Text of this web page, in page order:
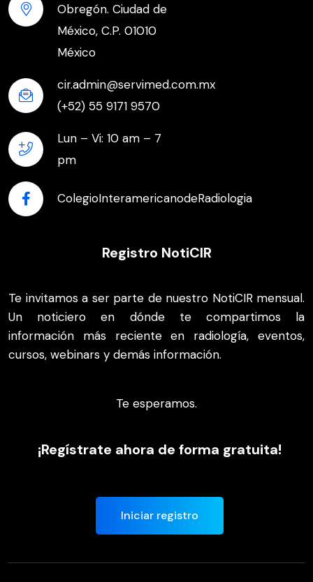
Obregón. Ciudad de
México, C.P. 01010
México
cir.admin@servimed.com.mx
(+52) 55 9171 9570
Lun – Vi: 10 am – 7
pm
ColegioInteramericanodeRadiologia
Registro NotiCIR
Te invitamos a ser parte de nuestro NotiCIR mensual.
Un noticiero en dónde te compartimos la
información más reciente en radiología, eventos,
cursos, webinars y demás información.
Te esperamos.
¡Regístrate ahora de forma gratuita!
Iniciar registro